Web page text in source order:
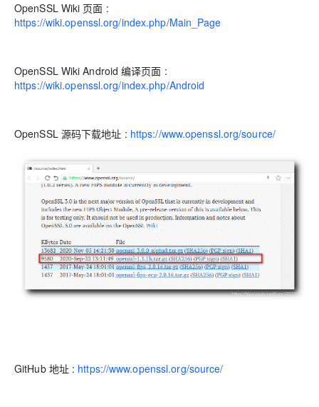
OpenSSL Wiki 页面 :
https://wiki.openssl.org/index.php/Main_Page
OpenSSL Wiki Android 编译页面 :
https://wiki.openssl.org/index.php/Android
OpenSSL 源码下载地址 : https://www.openssl.org/source/
GitHub 地址 : https://www.openssl.org/source/